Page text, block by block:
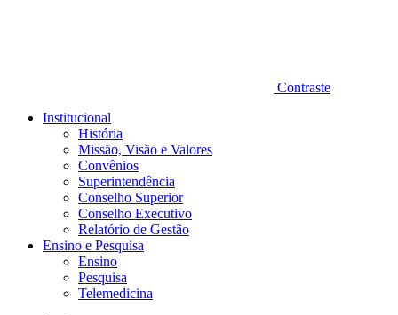
Contraste
Institucional
História
Missão, Visão e Valores
Convênios
Superintendência
Conselho Superior
Conselho Executivo
Relatório de Gestão
Ensino e Pesquisa
Ensino
Pesquisa
Telemedicina